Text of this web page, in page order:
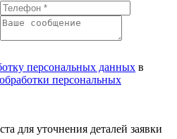
персональных данных в
персональных
для уточнения деталей заявки